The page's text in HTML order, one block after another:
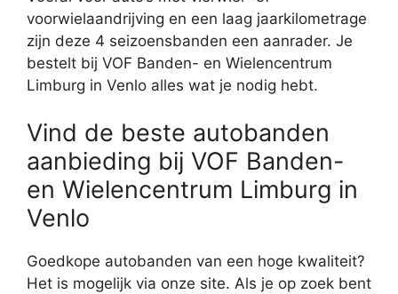
voorwielaandrijving en een laag jaarkilometrage
zijn deze 4 seizoensbanden een aanrader. Je
bestelt bij VOF Banden- en Wielencentrum
Limburg in Venlo alles wat je nodig hebt.
Vind de beste autobanden
aanbieding bij VOF Banden-
en Wielencentrum Limburg in
Venlo
Goedkope autobanden van een hoge kwaliteit?
Het is mogelijk via onze site. Als je op zoek bent